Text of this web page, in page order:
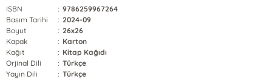
ISBN : 9786259967264
Basım Tarihi
: 2024-09
Boyut
: 26x26
Kapak
: Karton
Kağıt
: Kitap Kağıdı
Orjinal Dili
: Türkçe
Yayın Dili
: Türkçe